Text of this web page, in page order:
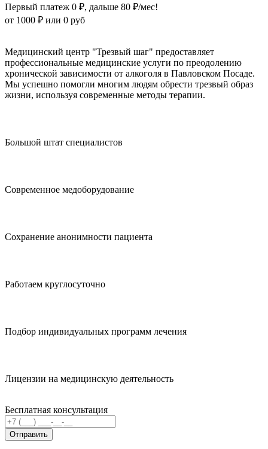
Первый платеж 0 ₽, дальше 80 ₽/мес!
от 1000 ₽ или 0 руб
Медицинский центр "Трезвый шаг" предоставляет
профессиональные медицинские услуги по преодолению
хронической зависимости от алкоголя в Павловском Посаде.
Мы успешно помогли многим людям обрести трезвый образ
жизни, используя современные методы терапии.
Большой штат специалистов
Современное медоборудование
Сохранение анонимности пациента
Работаем круглосуточно
Подбор индивидуальных программ лечения
Лицензии на медицинскую деятельность
Бесплатная консультация
Отправить